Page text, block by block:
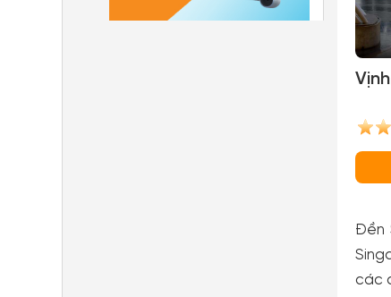
Đền
các